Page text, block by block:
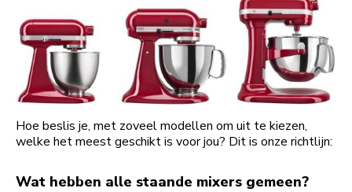
Hoe beslis je, met zoveel modellen om uit te kiezen,
welke het meest geschikt is voor jou? Dit is onze richtlijn:
Wat hebben alle staande mixers gemeen?